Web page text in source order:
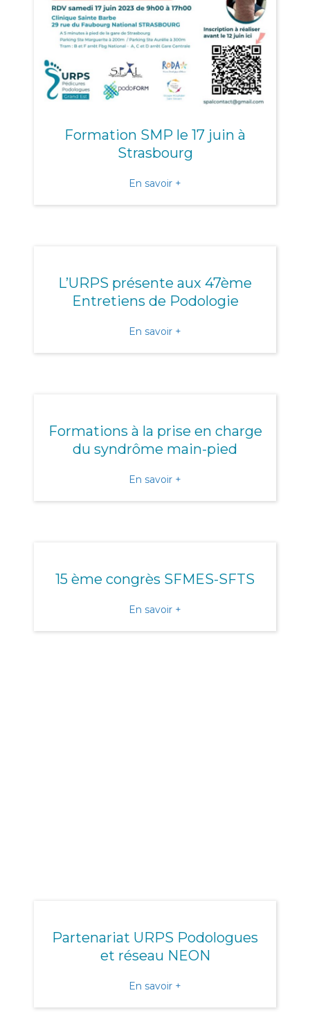
Formation SMP le 17 juin à
Strasbourg
En savoir +
L’URPS présente aux 47ème
Entretiens de Podologie
En savoir +
Formations à la prise en charge
du syndrôme main-pied
En savoir +
15 ème congrès SFMES-SFTS
En savoir +
Partenariat URPS Podologues
et réseau NEON
En savoir +